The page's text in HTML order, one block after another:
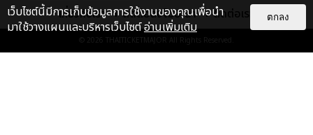
EXCLUSIVE
เกี่ยวกับเรา ติดต่อลงโฆษณา ติดต่อเรา
© 2026 THAITICKETMAJOR All Rights Reserved.
เว็บไซต์นี้มีการเก็บข้อมูลการใช้งานของคุณเพื่อนำ
มาใช้วางแผนและบริหารเว็บไซต์อ่านเพิ่มเติม
ตกลง